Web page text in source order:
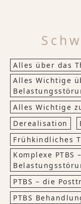
Alles über das
Alles Wichtige
Alles Wichtige
Derealisation
Frühkindliches
Komplexe PTBS
PTBS – die
PTBS